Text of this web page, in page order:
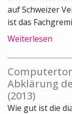
auf Schweizer
ist das
Weiterlesen
Abklärung
(2013)
Wie gut ist die